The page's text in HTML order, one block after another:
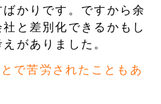
かりです。ですから余
と差別化できるかもし
がありました。
で苦労されたこともあ